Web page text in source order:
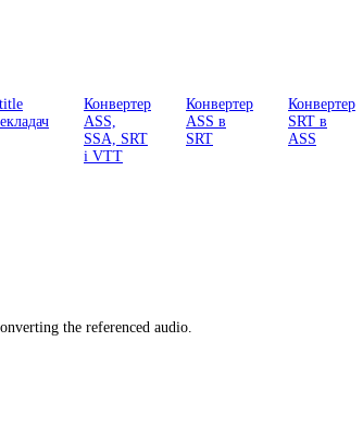
Конвертер
ASS,
SSA, SRT
і VTT
Конвертер
ASS в
SRT
Конвертер
SRT в
ASS
the referenced audio.